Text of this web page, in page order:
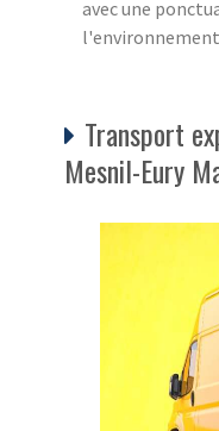
avec une
Transport
Mesnil-Eury